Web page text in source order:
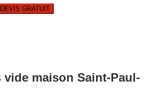
GRATUIT
vide maison Saint-Paul-